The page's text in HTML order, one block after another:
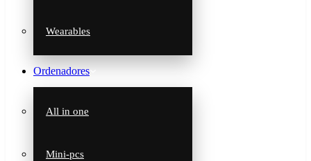
Wearables
Ordenadores
All in one
Mini-pcs